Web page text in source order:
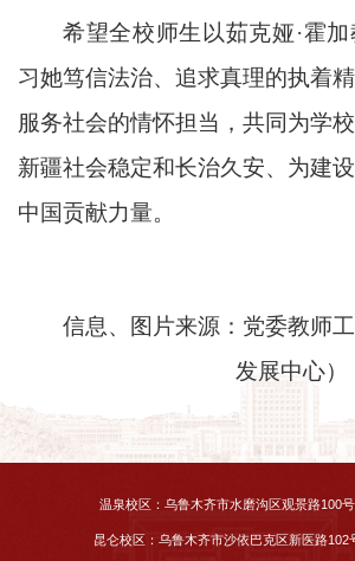
希望全校师生以茹克娅·霍
习她笃信法治、追求真理的执着精
服务社会的情怀担当，共同为学
新疆社会稳定和长治久安、为建
中国贡献力量。
信息、图片来源：党委教师
发展中心
温泉校区：乌鲁木齐市水磨沟区观景路100
昆仑校区：乌鲁木齐市沙依巴克区新医路102